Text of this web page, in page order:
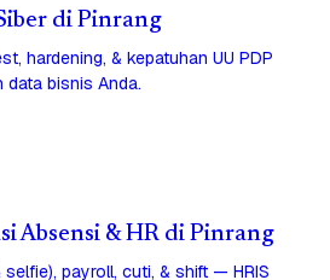
di Pinrang
hardening, & kepatuhan UU PDP
bisnis Anda.
Absensi & HR di Pinrang
payroll, cuti, & shift — HRIS